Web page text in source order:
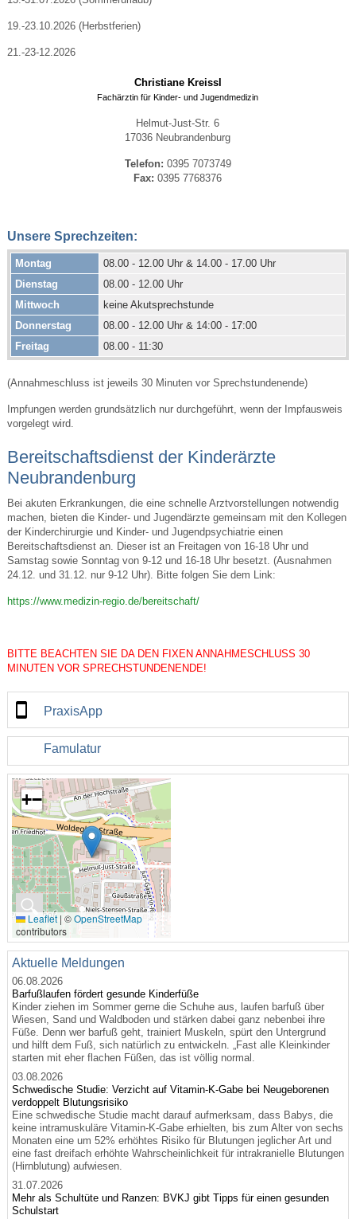
19.-23.10.2026 (Herbstferien)
21.-23-12.2026
Christiane Kreissl
Fachärztin für Kinder- und Jugendmedizin
Helmut-Just-Str. 6
17036 Neubrandenburg
Telefon: 0395 7073749
Fax: 0395 7768376
Unsere Sprechzeiten:
Montag
08.00 - 12.00 Uhr & 14.00 - 17.00 Uhr
Dienstag
08.00 - 12.00 Uhr
Mittwoch
keine Akutsprechstunde
Donnerstag
08.00 - 12.00 Uhr & 14:00 - 17:00
Freitag
08.00 - 11:30
(Annahmeschluss ist jeweils 30 Minuten vor Sprechstundenende)
Impfungen werden grundsätzlich nur durchgeführt, wenn der Impfausweis
vorgelegt wird.
Bereitschaftsdienst der Kinderärzte
Neubrandenburg
Bei akuten Erkrankungen, die eine schnelle Arztvorstellungen notwendig
machen, bieten die Kinder- und Jugendärzte gemeinsam mit den Kollegen
der Kinderchirurgie und Kinder- und Jugendpsychiatrie einen
Bereitschaftsdienst an. Dieser ist an Freitagen von 16-18 Uhr und
Samstag sowie Sonntag von 9-12 und 16-18 Uhr besetzt. (Ausnahmen
24.12. und 31.12. nur 9-12 Uhr). Bitte folgen Sie dem Link:
https://www.medizin-regio.de/bereitschaft/
BITTE BEACHTEN SIE DA DEN FIXEN ANNAHMESCHLUSS 30
MINUTEN VOR SPRECHSTUNDENENDE!
PraxisApp
Famulatur
🔍
+−
Leaflet | ©OpenStreetMap
contributors
Aktuelle Meldungen
06.08.2026
Barfußlaufen fördert gesunde Kinderfüße
Kinder ziehen im Sommer gerne die Schuhe aus, laufen barfuß über
Wiesen, Sand und Waldboden und stärken dabei ganz nebenbei ihre
Füße. Denn wer barfuß geht, trainiert Muskeln, spürt den Untergrund
und hilft dem Fuß, sich natürlich zu entwickeln. „Fast alle Kleinkinder
starten mit eher flachen Füßen, das ist völlig normal.
03.08.2026
Schwedische Studie: Verzicht auf Vitamin-K-Gabe bei Neugeborenen
verdoppelt Blutungsrisiko
Eine schwedische Studie macht darauf aufmerksam, dass Babys, die
keine intramuskuläre Vitamin-K-Gabe erhielten, bis zum Alter von sechs
Monaten eine um 52% erhöhtes Risiko für Blutungen jeglicher Art und
eine fast dreifach erhöhte Wahrscheinlichkeit für intrakranielle Blutungen
(Hirnblutung) aufwiesen.
31.07.2026
Mehr als Schultüte und Ranzen: BVKJ gibt Tipps für einen gesunden
Schulstart